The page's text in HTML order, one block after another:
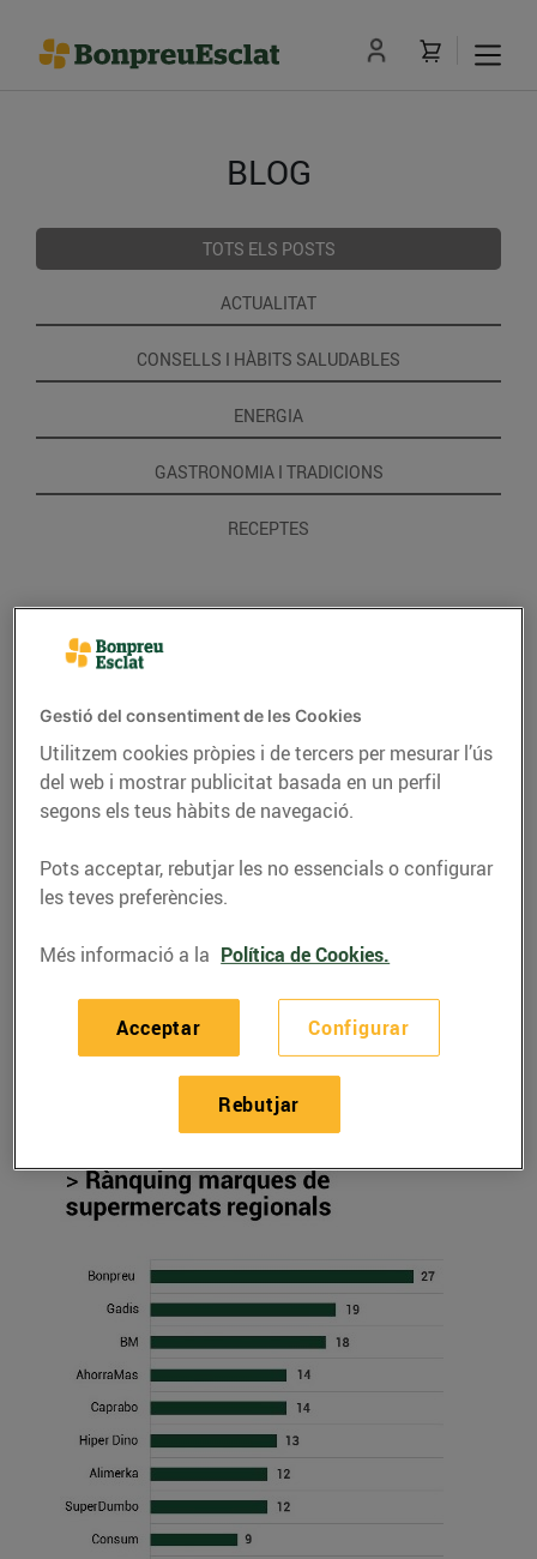
BLOG
TOTS ELS POSTS
ACTUALITAT
CONSELLS I HÀBITS SALUDABLES
ENERGIA
GASTRONOMIA I TRADICIONS
RECEPTES
ACTUALITAT
Bon Preu és escollit
com la millor cadena
de supermercats
regionals
Gestió del consentiment de les Cookies
Utilitzem cookies pròpies i de tercers per mesurar l’ús
del web i mostrar publicitat basada en un perfil
segons els teus hàbits de navegació.
Pots acceptar, rebutjar les no essencials o configurar
les teves preferències.
Més informació a la Política de Cookies.
Configurar
Rebutjar
Acceptar